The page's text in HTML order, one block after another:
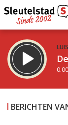
De ochtend
BERICHTEN